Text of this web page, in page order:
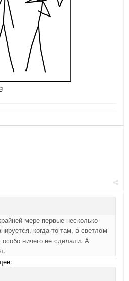
мере первые несколько
когда-то там, в светлом
ничего не сделали. А